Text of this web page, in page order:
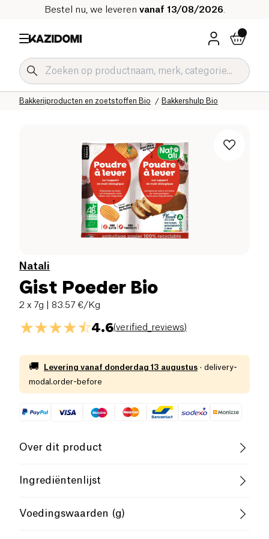
Bestel nu, we leveren vanaf 13/08/2026
Bakkershulp Bio
Bakkerijproducten en zoetstoffen Bio
Zoetwaren Bio
Onze biologische catalogus
Home
Natali
Gist Poeder Bio
2 x 7g | 83.57 €/Kg
4.6(verified_reviews)
🚚 Levering vanaf donderdag 13 augustus · delivery-
modal.order-before
Over dit product
Vegan Glutenvrij (ingrediënten)
Ingrediëntenlijst
wijnsteenzuur. Producten van biologische landbouw.
Voedingswaarden (g)